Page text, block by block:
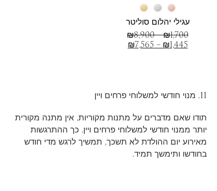
עגילי יהלום סוליטר
₪1,700
–
₪8,900
₪1,445
–
₪7,565
11. מנוי חודשי למשלוחי פרחים ויין
תודו שאם מדברים על מתנות מקוריות, אין מתנה מקורית
יותר ממנוי חודשי למשלוחי פרחים ויין. כך ההתרגשות
מאירוע יום ההולדת לא תשכך, תמשיך לרגש מדי חודש
בחודשו ותימשך תמיד.